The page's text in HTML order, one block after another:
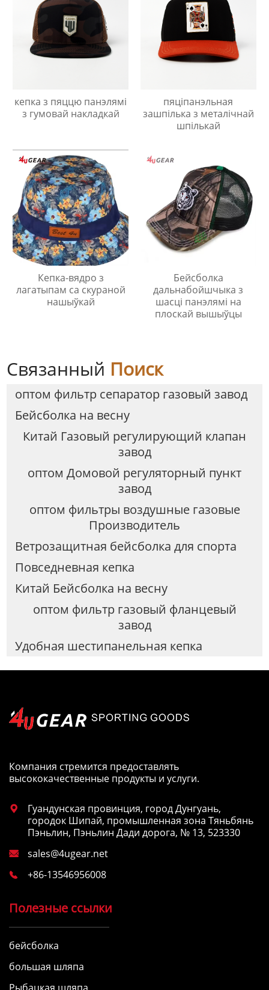
кепка з пяццю панэлямі
з гумовай накладкай
пяціпанэльная
зашпілька з металічнай
шпількай
Кепка-вядро з
лагатыпам са скураной
нашыўкай
Бейсболка
дальнабойшчыка з
шасці панэлямі на
плоскай вышыўцы
Связанный Поиск
оптом фильтр сепаратор газовый завод
Бейсболка на весну
Китай Газовый регулирующий клапан
завод
оптом Домовой регуляторный пункт
завод
оптом фильтры воздушные газовые
Производитель
Ветрозащитная бейсболка для спорта
Повседневная кепка
Китай Бейсболка на весну
оптом фильтр газовый фланцевый
завод
Удобная шестипанельная кепка
Компания стремится предоставлять
высококачественные продукты и услуги.

Гуандунская провинция, город Дунгуань,
городок Шипай, промышленная зона Тяньбянь
Пэньлин, Пэньлин Дади дорога, № 13, 523330
 sales@4ugear.net
 +86-13546956008
Полезные ссылки
бейсболка
большая шляпа